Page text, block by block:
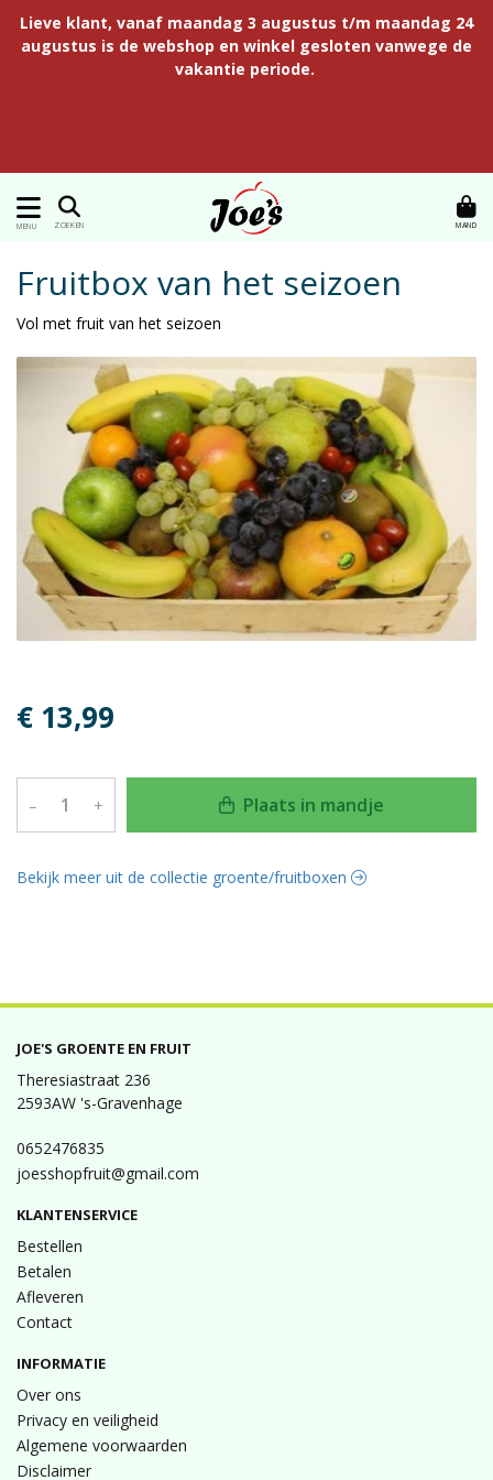
Lieve klant, vanaf maandag 3 augustus t/m maandag 24
augustus is de webshop en winkel gesloten vanwege de
vakantie periode.
MENU ZOEKEN MAND
Fruitbox van het seizoen
Vol met fruit van het seizoen
€ 13,99
– + Plaats in mandje
Bekijk meer uit de collectie groente/fruitboxen
JOE'S GROENTE EN FRUIT
Theresiastraat 236
2593AW 's-Gravenhage
0652476835
joesshopfruit@gmail.com
KLANTENSERVICE
Bestellen
Betalen
Afleveren
Contact
INFORMATIE
Over ons
Privacy en veiligheid
Algemene voorwaarden
Disclaimer